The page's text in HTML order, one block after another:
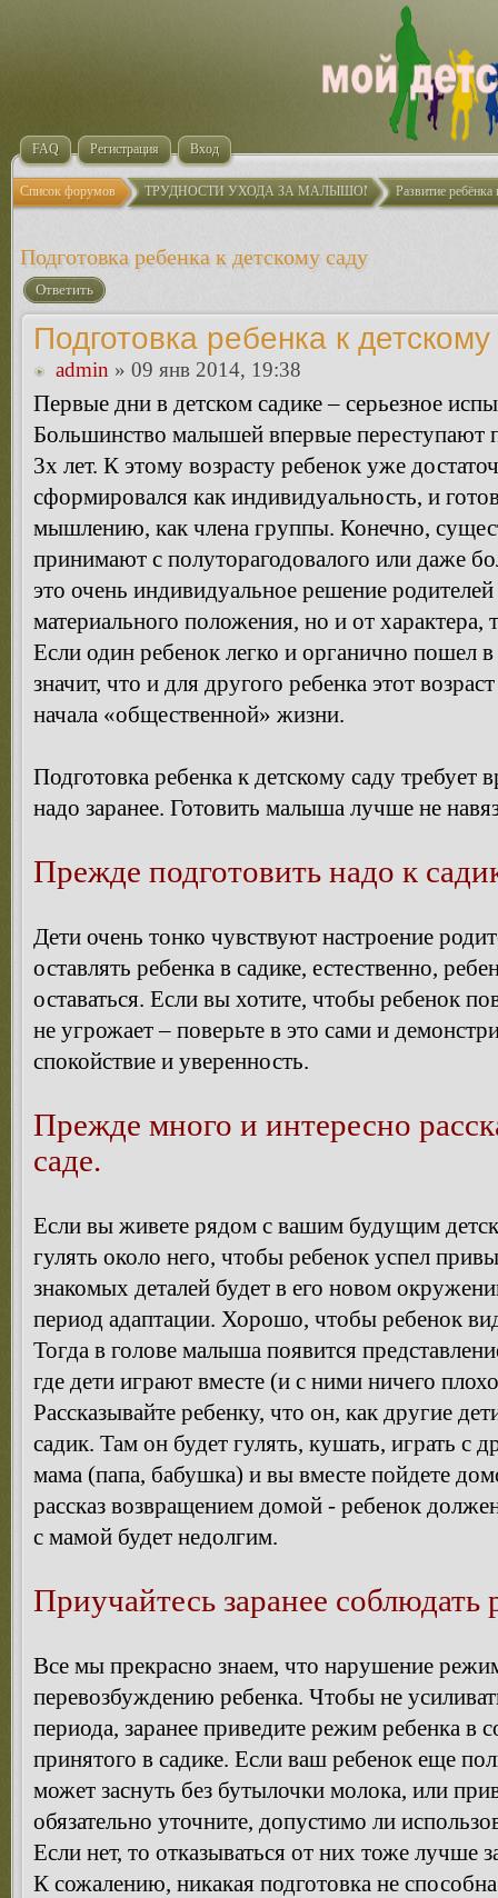
FAQ Регистрация Вход
Список форумов ТРУДНОСТИ УХОДА ЗА МАЛЫШОМ Развитие ребёнка
Подготовка ребенка к детскому саду
Ответить
Подготовка ребенка к
admin » 09 янв 2014, 19:38
Первые дни в детском садике – серьезное
Большинство малышей впервые переступают
3х лет. К этому возрасту ребенок уже
сформировался как индивидуальность, и
мышлению, как члена группы. Конечно,
принимают с полуторагодовалого или даже
это очень индивидуальное решение родителей
материального положения, но и от характера,
Если один ребенок легко и органично пошел в
значит, что и для другого ребенка этот
начала «общественной» жизни.
Подготовка ребенка к детскому саду требует
надо заранее. Готовить малыша лучше не
Прежде подготовить надо к
Дети очень тонко чувствуют настроение
оставлять ребенка в садике, естественно,
оставаться. Если вы хотите, чтобы ребенок
не угрожает – поверьте в это сами и
спокойствие и уверенность.
Прежде много и интересно
саде.
Если вы живете рядом с вашим будущим
гулять около него, чтобы ребенок успел
знакомых деталей будет в его новом
период адаптации. Хорошо, чтобы ребенок
Тогда в голове малыша появится
где дети играют вместе (и с ними ничего
Рассказывайте ребенку, что он, как другие
садик. Там он будет гулять, кушать, играть с
мама (папа, бабушка) и вы вместе пойдете
рассказ возвращением домой - ребенок
с мамой будет недолгим.
Приучайтесь заранее соблюдать
Все мы прекрасно знаем, что нарушение
перевозбуждению ребенка. Чтобы не
периода, заранее приведите режим ребенка в
принятого в садике. Если ваш ребенок еще
может заснуть без бутылочки молока, или
обязательно уточните, допустимо ли
Если нет, то отказываться от них тоже лучше
К сожалению, никакая подготовка не